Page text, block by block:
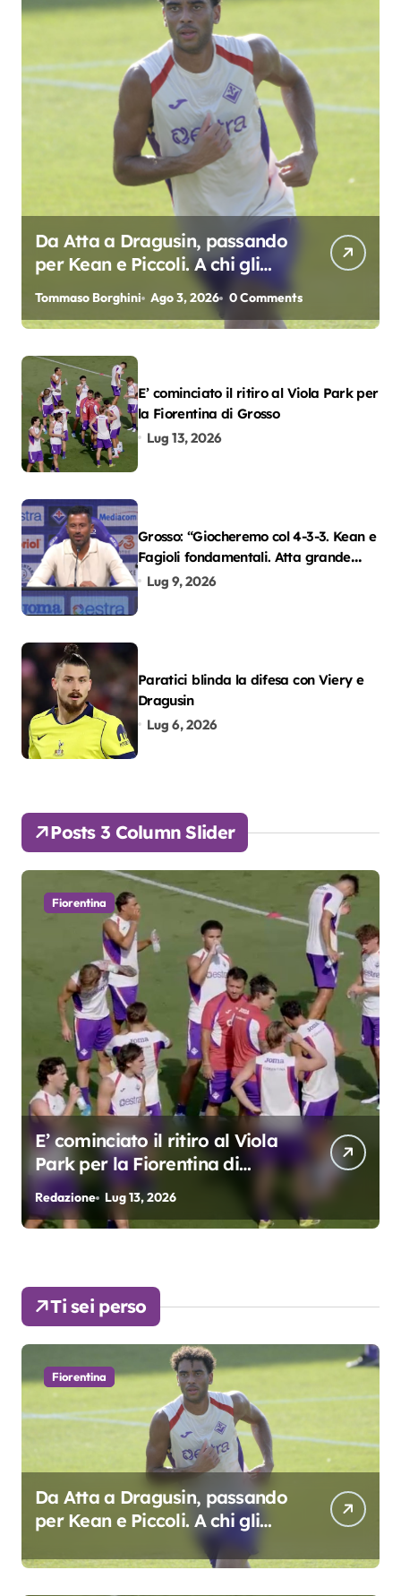
Da Atta a Dragusin, passando
per Kean e Piccoli. A chi gli
oscar del precampionato?
Tommaso Borghini Ago 3, 2026 0 Comments
E’ cominciato il ritiro al Viola Park per
la Fiorentina di Grosso
Lug 13, 2026
Grosso: “Giocheremo col 4-3-3. Kean e
Fagioli fondamentali. Atta grande
colpo”
Lug 9, 2026
Paratici blinda la difesa con Viery e
Dragusin
Lug 6, 2026
Posts 3 Column Slider
Fiorentina
E’ cominciato il ritiro al Viola
Park per la Fiorentina di
Grosso
Redazione Lug 13, 2026
Ti sei perso
Fiorentina
Da Atta a Dragusin, passando
per Kean e Piccoli. A chi gli
oscar del precampionato?